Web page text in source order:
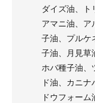
ダイズ油、ト
アマニ油、ア
子油、プルケ
子油、月見草
ホバ種子油、
ド油、カニ
ドウフォー